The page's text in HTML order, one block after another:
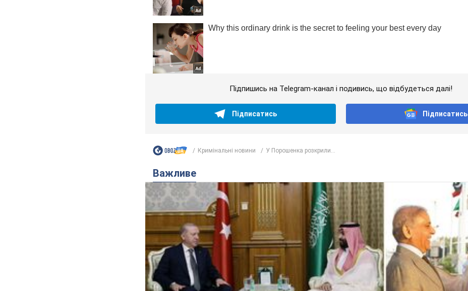
Підпишись на Telegram-канал і подивись, що відбудеться далі!
Підписатись Підписатись
Кримінальні новини У Порошенка розкрили...
Важливе